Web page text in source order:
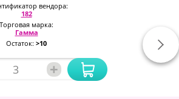
вендора:
182
Торговая марка:
Гамма
Остаток: >10
+